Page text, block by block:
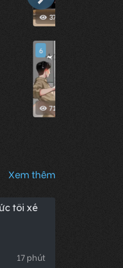
372
716
6
Xem thêm
tôi xé
17 phút